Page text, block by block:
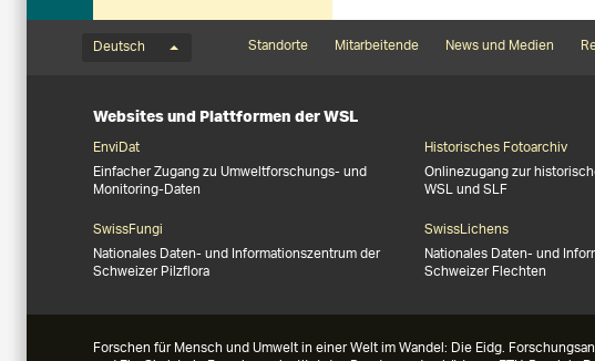
Sprachmenü
Deutsch
Footernavigation
Standorte Mitarbeitende News und Medien
Websites und Plattformen der WSL
EnviDat
Einfacher Zugang zu Umweltforschungs- und
Monitoring-Daten
Historisches Fotoarchiv
Onlinezugang zur
WSL und SLF
SwissFungi
Nationales Daten- und Informationszentrum der
Schweizer Pilzflora
SwissLichens
Nationales Daten- und
Schweizer Flechten
Forschen für Mensch und Umwelt in einer Welt im Wandel: Die Eidg.